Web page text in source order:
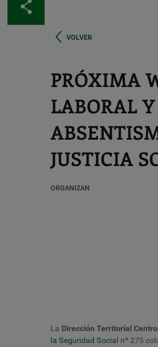
VOLVER
PRÓXIMA
LABORAL
JUSTICIA
ORGANIZAN
La Dirección Territorial
la Seguridad Social nº 275